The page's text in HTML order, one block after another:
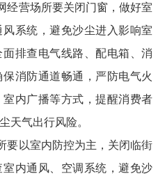
经营场所要关闭门窗，做好室
系统，避免沙尘进入影响室
排查电气线路、配电箱、消
消防通道畅通，严防电气火
内广播等方式，提醒消费者
天气出行风险。
要以室内防控为主，关闭临街
内通风、空调系统，避免沙